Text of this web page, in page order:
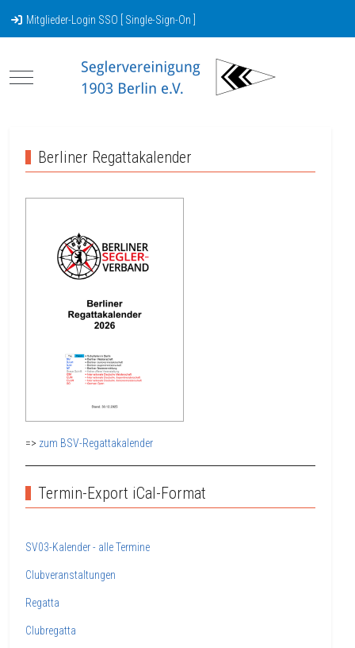
Mitglieder-Login SSO [ Single-Sign-On ]
Mobile Menu Toggle
Berliner Regattakalender
=> zum BSV-Regattakalender
Termin-Export iCal-Format
SV03-Kalender - alle Termine
Clubveranstaltungen
Regatta
Clubregatta